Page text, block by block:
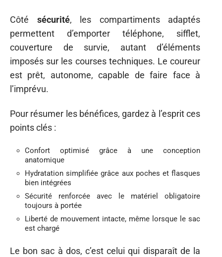
Côté sécurité, les compartiments adaptés
permettent d’emporter téléphone, sifflet,
couverture de survie, autant d’éléments
imposés sur les courses techniques. Le coureur
est prêt, autonome, capable de faire face à
l’imprévu.
Pour résumer les bénéfices, gardez à l’esprit ces
points clés :
Confort optimisé grâce à une conception
anatomique
Hydratation simplifiée grâce aux poches et flasques
bien intégrées
Sécurité renforcée avec le matériel obligatoire
toujours à portée
Liberté de mouvement intacte, même lorsque le sac
est chargé
Le bon sac à dos, c’est celui qui disparaît de la